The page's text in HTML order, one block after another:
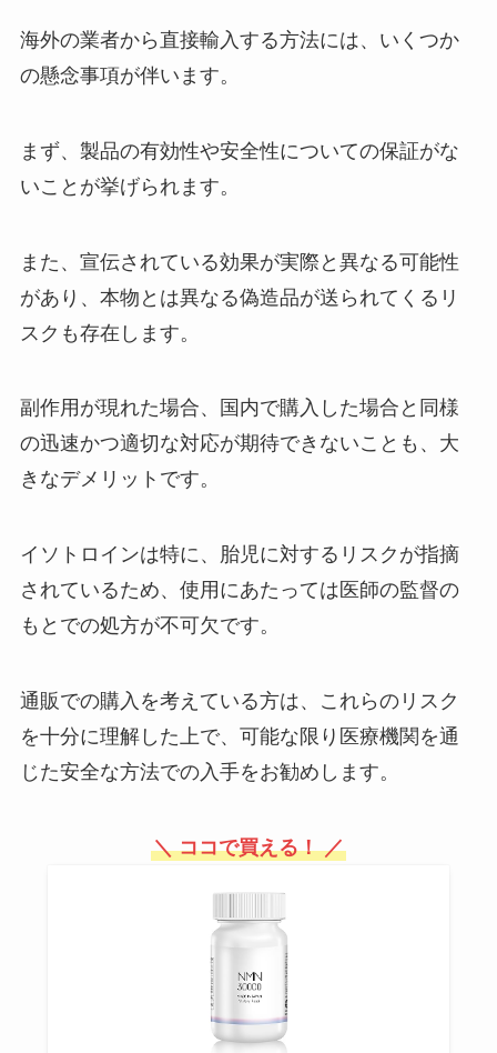
oppシートはダイソーやセリアな
どの100均に売ってる？食品用は
会計ソフトはどこで売ってる？個
キングは？
100均の回転テーブルはセリアで
ってる？
海外の業者から直接輸入する方法には、いくつか
の懸念事項が伴います。
まず、製品の有効性や安全性についての保証がな
いことが挙げられます。
また、宣伝されている効果が実際と異なる可能性
があり、本物とは異なる偽造品が送られてくるリ
スクも存在します。
副作用が現れた場合、国内で購入した場合と同様
の迅速かつ適切な対応が期待できないことも、大
きなデメリットです。
イソトロインは特に、胎児に対するリスクが指摘
されているため、使用にあたっては医師の監督の
もとでの処方が不可欠です。
通販での購入を考えている方は、これらのリスク
を十分に理解した上で、可能な限り医療機関を通
じた安全な方法での入手をお勧めします。
＼ ココで買える！ ／